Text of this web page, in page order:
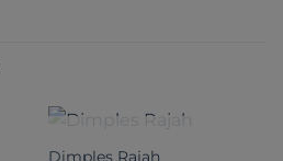
NICHT VORRÄTIG
Dimples Rajah